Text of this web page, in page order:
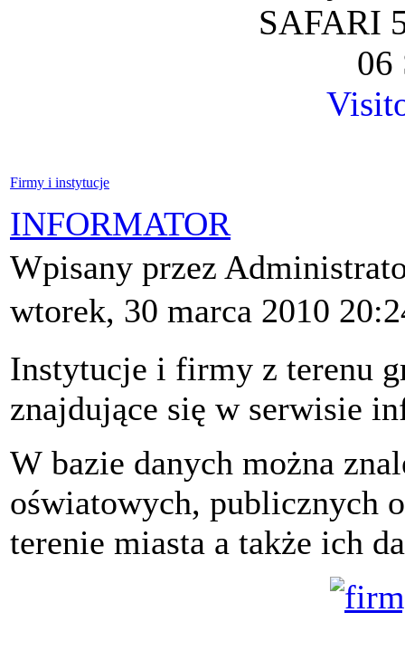
SAFARI
06
Firmy i instytucje
INFORMATOR
Wpisany przez
wtorek, 30 marca 2010
Instytucje i firmy z terenu
znajdujące się w serwisie
W bazie danych można
oświatowych, publicznych
terenie miasta a także ich